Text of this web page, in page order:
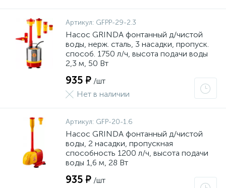
Артикул: GFPP-29-2.3
Насос GRINDA фонтанный д/чистой
воды, нерж. сталь, 3 насадки, пропуск.
способ. 1750 л/ч, высота подачи воды
2,3 м, 50 Вт
935 ₽ /шт
Нет в наличии
Артикул: GFP-20-1.6
Насос GRINDA фонтанный д/чистой
воды, 2 насадки, пропускная
способность 1200 л/ч, высота подачи
воды 1,6 м, 28 Вт
935 ₽ /шт